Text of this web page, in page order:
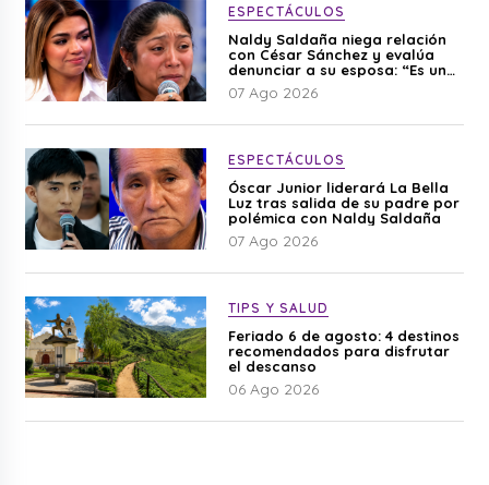
ESPECTÁCULOS
Naldy Saldaña niega relación
con César Sánchez y evalúa
denunciar a su esposa: “Es una
difamación”
07 Ago 2026
ESPECTÁCULOS
Óscar Junior liderará La Bella
Luz tras salida de su padre por
polémica con Naldy Saldaña
07 Ago 2026
TIPS Y SALUD
Feriado 6 de agosto: 4 destinos
recomendados para disfrutar
el descanso
06 Ago 2026